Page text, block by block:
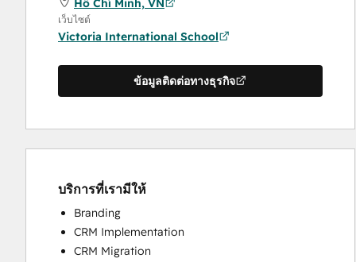
Hồ Chí Minh, VN
เว็บไซต์
Victoria International School
ข้อมูลติดต่อทางธุรกิจ
บริการที่เรามีให้
Branding
CRM Implementation
CRM Migration